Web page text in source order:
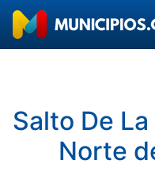
Salto De
Norte